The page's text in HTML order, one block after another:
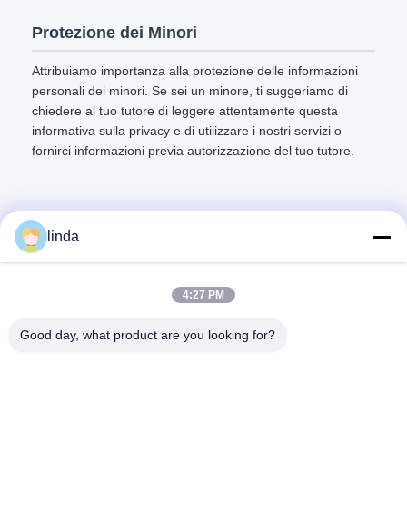
Protezione dei Minori
Attribuiamo importanza alla protezione delle informazioni
personali dei minori. Se sei un minore, ti suggeriamo di
chiedere al tuo tutore di leggere attentamente questa
informativa sulla privacy e di utilizzare i nostri servizi o
fornirci informazioni previa autorizzazione del tuo tutore.
pavimento 11, costruente 9, complesso industriale di
linda
4:27 PM
Good day, what product are you looking for?